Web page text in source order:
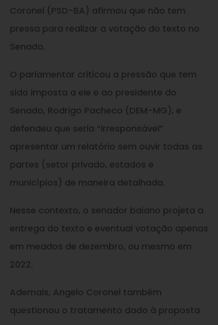
Coronel (PSD-BA) afirmou que não tem
pressa para realizar a votação do texto no
Senado.
O parlamentar criticou a pressão que tem
sido imposta a ele e ao presidente do
Senado, Rodrigo Pacheco (DEM-MG), e
defendeu que seria “irresponsável”
apresentar um relatório sem ouvir todas as
partes (setor privado, estados e
municípios) de maneira detalhada.
Nesse contexto, o senador baiano projeta a
entrega do texto e eventual votação apenas
em meados de dezembro, ou mesmo em
2022.
Ademais, Angelo Coronel também
questionou o tratamento dado à proposta